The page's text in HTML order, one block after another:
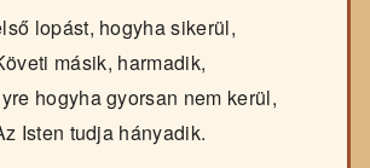
lopást, hogyha sikerül,
másik, harmadik,
hogyha gyorsan nem kerül,
Isten tudja hányadik.